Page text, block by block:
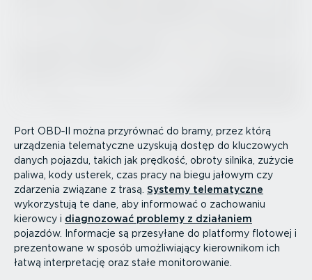
Port OBD‑II można przyrównać do bramy, przez którą
urządzenia telema­tyczne uzyskują dostęp do kluczowych
danych pojazdu, takich jak prędkość, obroty silnika, zużycie
paliwa, kody usterek, czas pracy na biegu jałowym czy
zdarzenia związane z trasą. Systemy telema­tyczne
wykorzy­stują te dane, aby informować o zachowaniu
kierowcy i diagnozować problemy z działaniem
pojazdów. Informacje są przesyłane do platformy flotowej i
prezen­towane w sposób umożli­wiający kierownikom ich
łatwą inter­pre­tację oraz stałe monito­ro­wanie.